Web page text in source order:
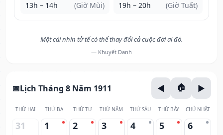
13h – 14h (Giờ Mùi) 19h – 20h (Giờ Tuất)
Một cái nhìn tử tế có thể thay đổi cả cuộc đời ai đó.
— Khuyết Danh
Lịch Tháng 8 Năm 1911
THỨ HAI THỨ BA THỨ TƯ THỨ NĂM THỨ SÁU THỨ BẢY CHỦ NHẬT
31 1 2 3 4 5 6